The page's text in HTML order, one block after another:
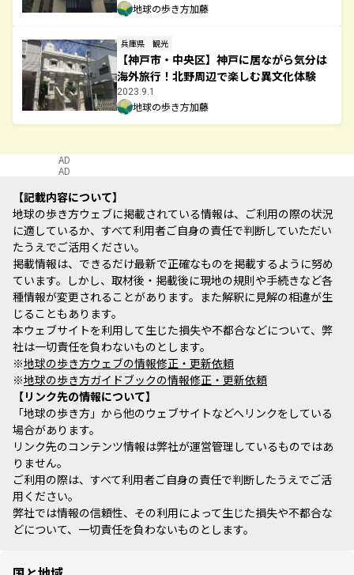
地球の歩き方加藤
兵庫県 観光
【神戸市・中央区】神戸に居ながら気分は
海外旅行！北野周辺で楽しむ異文化体験
2023.9.1
地球の歩き方加藤
AD
AD
記載内容について
地球の歩き方ウェブに掲載されている情報は、ご利用の際の状況
に適しているか、すべて利用者ご自身の責任で判断していただい
たうえでご活用ください。
掲載情報は、できるだけ最新で正確なものを掲載するように努め
ています。しかし、取材後・掲載後に現地の規則や手続きなど各
種情報が変更されることがあります。また解釈に見解の相違が生
じることもあります。
本ウェブサイトを利用して生じた損失や不都合などについて、弊
社は一切責任を負わないものとします。
※地球の歩き方ウェブの情報修正・更新依頼
※地球の歩き方ガイドブックの情報修正・更新依頼
リンク先の情報について
「地球の歩き方」から他のウェブサイトなどへリンクをしている
場合があります。
リンク先のコンテンツ情報は弊社が運営管理しているものではあ
りません。
ご利用の際は、すべて利用者ご自身の責任で判断したうえでご活
用ください。
弊社では情報の信頼性、その利用によって生じた損失や不都合な
どについて、一切責任を負わないものとします。